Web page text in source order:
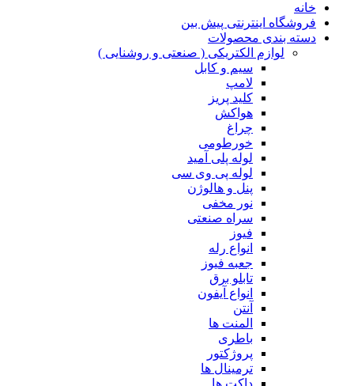
خانه
فروشگاه اینترنتی پیش بین
دسته بندی محصولات
لوازم الکتریکی ( صنعتی و روشنایی )
سیم و کابل
لامپ
کلید پریز
هواکش
چراغ
خورطومی
لوله پلی آمید
لوله پی وی سی
پنل و هالوژن
نور مخفی
سراه صنعتی
فیوز
انواع رله
جعبه فیوز
تابلو برق
انواع آیفون
آنتن
المنت ها
باطری
پروژکتور
ترمینال ها